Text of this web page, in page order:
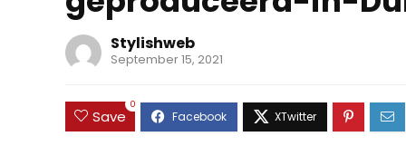
Stylishweb
September 15, 2021
Save
0